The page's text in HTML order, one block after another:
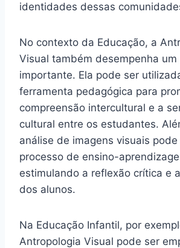
identidades dessas
No contexto da Educação, a
Visual também desempenha um
importante. Ela pode ser
ferramenta pedagógica para
compreensão intercultural e a
cultural entre os estudantes.
análise de imagens visuais
processo de ensino-
estimulando a reflexão crítica e
dos alunos.
Na Educação Infantil, por
Antropologia Visual pode ser